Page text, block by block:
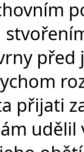
před
přijati
udělil